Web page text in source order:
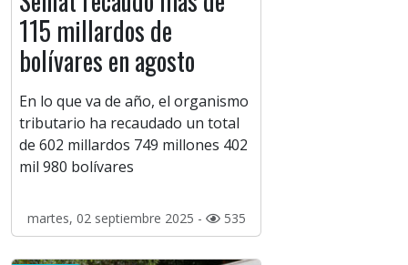
115 millardos de
bolívares en agosto
En lo que va de año, el organismo
tributario ha recaudado un total
de 602 millardos 749 millones 402
mil 980 bolívares
martes, 02 septiembre 2025 - 535